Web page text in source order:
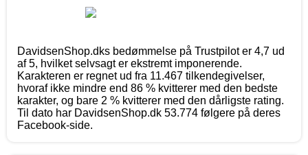
DavidsenShop.dks bedømmelse på Trustpilot er 4,7 ud
af 5, hvilket selvsagt er ekstremt imponerende.
Karakteren er regnet ud fra 11.467 tilkendegivelser,
hvoraf ikke mindre end 86 % kvitterer med den bedste
karakter, og bare 2 % kvitterer med den dårligste rating.
Til dato har DavidsenShop.dk 53.774 følgere på deres
Facebook-side.